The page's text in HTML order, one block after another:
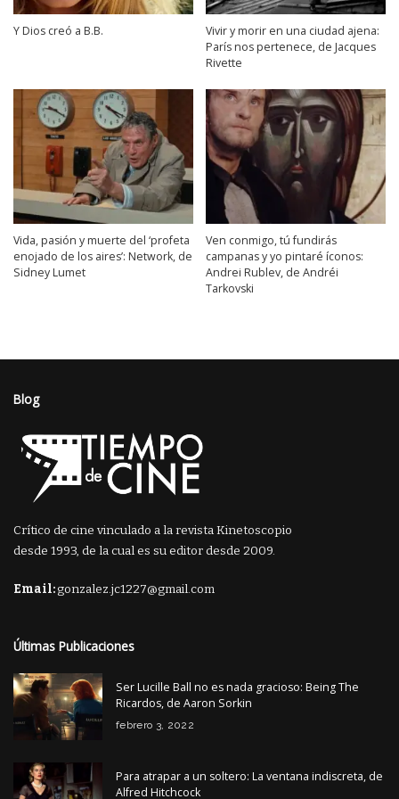
Y Dios creó a B.B.
Vivir y morir en una ciudad ajena:
París nos pertenece, de Jacques
Rivette
Vida, pasión y muerte del ‘profeta
enojado de los aires’: Network, de
Sidney Lumet
Ven conmigo, tú fundirás
campanas y yo pintaré íconos:
Andrei Rublev, de Andréi
Tarkovski
Blog
Crítico de cine vinculado a la revista Kinetoscopio
desde 1993, de la cual es su editor desde 2009.
Email:gonzalez.jc1227@gmail.com
Últimas Publicaciones
Ser Lucille Ball no es nada gracioso: Being The
Ricardos, de Aaron Sorkin
febrero 3, 2022
Para atrapar a un soltero: La ventana indiscreta, de
Alfred Hitchcock